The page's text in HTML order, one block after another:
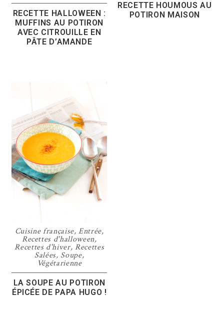
RECETTE HALLOWEEN :
MUFFINS AU POTIRON
AVEC CITROUILLE EN
PÂTE D’AMANDE
RECETTE HOUMOUS AU
POTIRON MAISON
Cuisine française,Entrée,
Recettes d'halloween,
Recettes d'hiver, Recettes
Salées, Soupe,
Végétarienne
LA SOUPE AU POTIRON
ÉPICÉE DE PAPA HUGO !